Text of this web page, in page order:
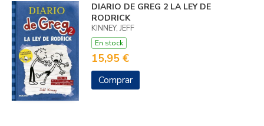
DIARIO DE GREG 2 LA LEY DE
RODRICK
KINNEY, JEFF
En stock
15,95 €
Comprar